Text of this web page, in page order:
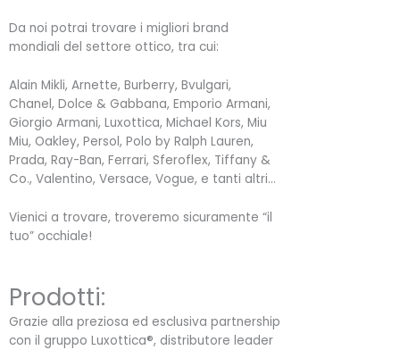
Da noi potrai trovare i migliori brand
mondiali del settore ottico, tra cui:
Alain Mikli, Arnette, Burberry, Bvulgari,
Chanel, Dolce & Gabbana, Emporio Armani,
Giorgio Armani, Luxottica, Michael Kors, Miu
Miu, Oakley, Persol, Polo by Ralph Lauren,
Prada, Ray-Ban, Ferrari, Sferoflex, Tiffany &
Co., Valentino, Versace, Vogue, e tanti altri…
Vienici a trovare, troveremo sicuramente “il
tuo” occhiale!
Prodotti:
Grazie alla preziosa ed esclusiva partnership
con il gruppo Luxottica®, distributore leader